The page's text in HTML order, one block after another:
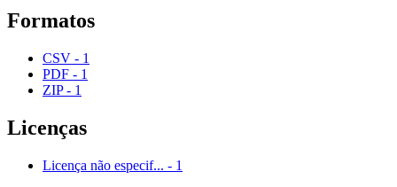
Formatos
CSV - 1
PDF - 1
ZIP - 1
Licenças
Licença não especif... - 1